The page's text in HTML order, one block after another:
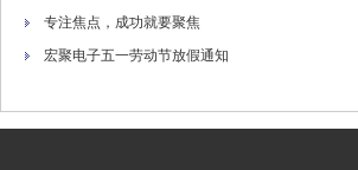
专注焦点，成功就要聚焦
宏聚电子五一劳动节放假通知